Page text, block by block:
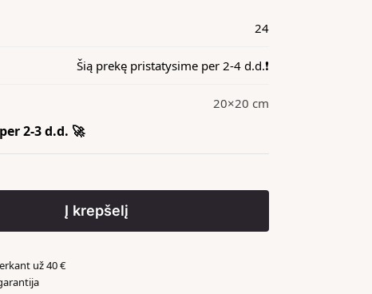
24
Šią prekę pristatysime per 2-4 d.d.❗️
20×20 cm
2-3 d.d. 🚀
Į krepšelį
už 40 €